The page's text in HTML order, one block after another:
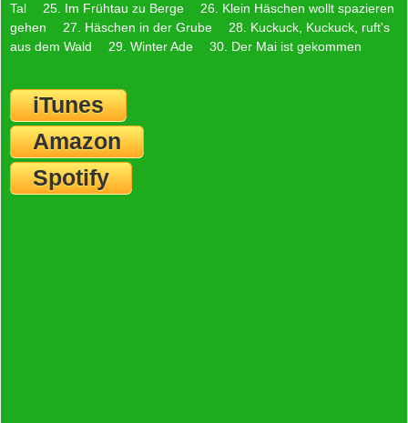
Tal
25. Im Frühtau zu Berge
26. Klein Häschen wollt spazieren
gehen
27. Häschen in der Grube
28. Kuckuck, Kuckuck, ruft's
aus dem Wald
29. Winter Ade 30. Der Mai ist gekommen
iTunes
Amazon
Spotify